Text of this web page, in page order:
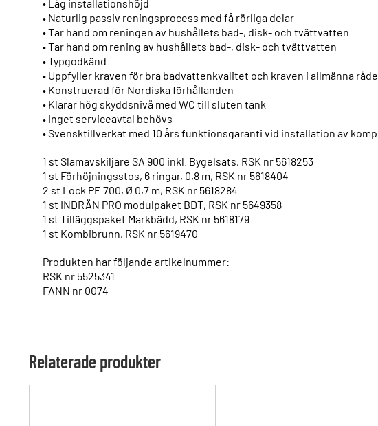
• Låg installationshöjd
• Naturlig passiv reningsprocess med få rörliga delar
• Tar hand om reningen av hushållets bad-, disk- och tvättvatten
• Tar hand om rening av hushållets bad-, disk- och tvättvatten
• Typgodkänd
• Uppfyller kraven för bra badvattenkvalitet och kraven i allmänna
• Konstruerad för Nordiska förhållanden
• Klarar hög skyddsnivå med WC till sluten tank
• Inget serviceavtal behövs
• Svensktillverkat med 10 års funktionsgaranti vid installation av
1 st Slamavskiljare SA 900 inkl. Bygelsats, RSK nr 5618253
1 st Förhöjningsstos, 6 ringar, 0,8 m, RSK nr 5618404
2 st Lock PE 700, Ø 0,7 m, RSK nr 5618284
1 st INDRÄN PRO modulpaket BDT, RSK nr 5649358
1 st Tilläggspaket Markbädd, RSK nr 5618179
1 st Kombibrunn, RSK nr 5619470
Produkten har följande artikelnummer:
RSK nr 5525341
FANN nr 0074
Relaterade produkter